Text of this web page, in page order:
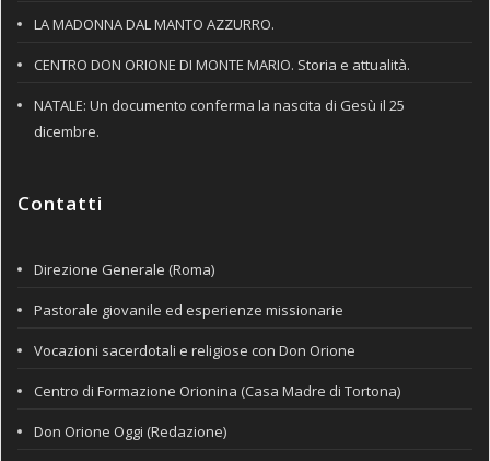
LA MADONNA DAL MANTO AZZURRO.
CENTRO DON ORIONE DI MONTE MARIO. Storia e attualità.
NATALE: Un documento conferma la nascita di Gesù il 25
dicembre.
Contatti
Direzione Generale (Roma)
Pastorale giovanile ed esperienze missionarie
Vocazioni sacerdotali e religiose con Don Orione
Centro di Formazione Orionina (Casa Madre di Tortona)
Don Orione Oggi (Redazione)